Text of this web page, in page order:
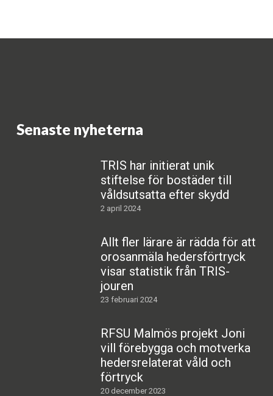
Senaste nyheterna
TRIS har initierat unik
stiftelse för bostäder till
våldsutsatta efter skydd
2 april 2024
Allt fler lärare är rädda för att
orosanmäla hedersförtryck
visar statistik från TRIS-
jouren
23 februari 2024
RFSU Malmös projekt Joni
vill förebygga och motverka
hedersrelaterat våld och
förtryck
20 december 2023